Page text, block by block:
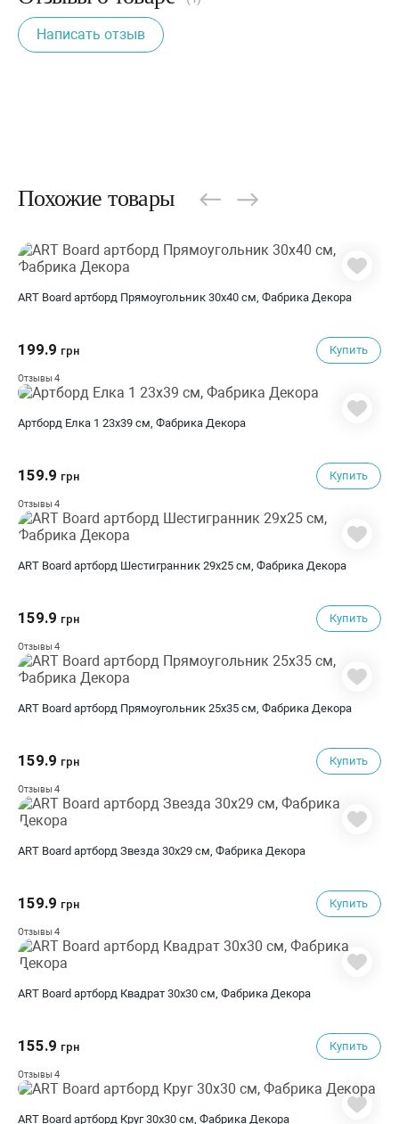
Написать отзыв
Похожие товары
ART Board артборд Прямоугольник 30х40 см, Фабрика Декора
199.9 грн Купить
Отзывы 4
Артборд Елка 1 23х39 см, Фабрика Декора
159.9 грн Купить
Отзывы 4
ART Board артборд Шестигранник 29х25 см, Фабрика Декора
159.9 грн Купить
Отзывы 4
ART Board артборд Прямоугольник 25х35 см, Фабрика Декора
159.9 грн Купить
Отзывы 4
ART Board артборд Звезда 30х29 см, Фабрика Декора
159.9 грн Купить
Отзывы 4
ART Board артборд Квадрат 30х30 см, Фабрика Декора
155.9 грн Купить
Отзывы 4
ART Board артборд Круг 30х30 см, Фабрика Декора